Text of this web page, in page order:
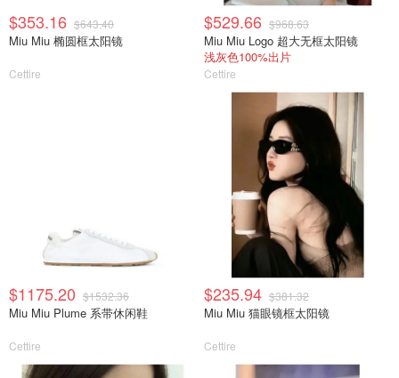
$353.16 $643.40
Miu Miu 椭圆框太阳镜
Cettire
$529.66 $968.63
Miu Miu Logo 超大无框太阳镜
浅灰色100%出片
Cettire
$1175.20 $1532.36
Miu Miu Plume 系带休闲鞋
Cettire
$235.94 $381.32
Miu Miu 猫眼镜框太阳镜
Cettire